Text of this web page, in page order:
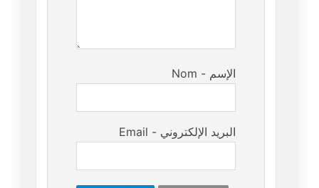
Nom - الإسم
Email - البريد الإلكتروني